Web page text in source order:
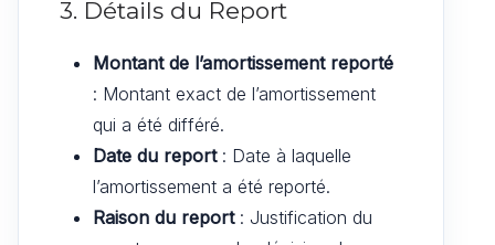
3. Détails du Report
Montant de l’amortissement reporté
: Montant exact de l’amortissement
qui a été différé.
Date du report: Date à laquelle
l’amortissement a été reporté.
Raison du report: Justification du